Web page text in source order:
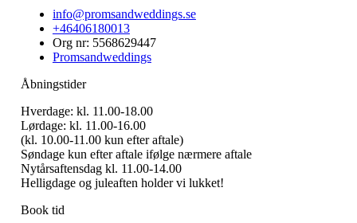
info@promsandweddings.se
+46406180013
Org nr: 5568629447
Promsandweddings
Åbningstider
Hverdage: kl. 11.00-18.00
Lørdage: kl. 11.00-16.00
(kl. 10.00-11.00 kun efter aftale)
Søndage kun efter aftale ifølge nærmere aftale
Nytårsaftensdag kl. 11.00-14.00
Helligdage og juleaften holder vi lukket!
Book tid